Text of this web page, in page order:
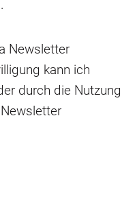
.
Newsletter
kann ich
durch die Nutzung